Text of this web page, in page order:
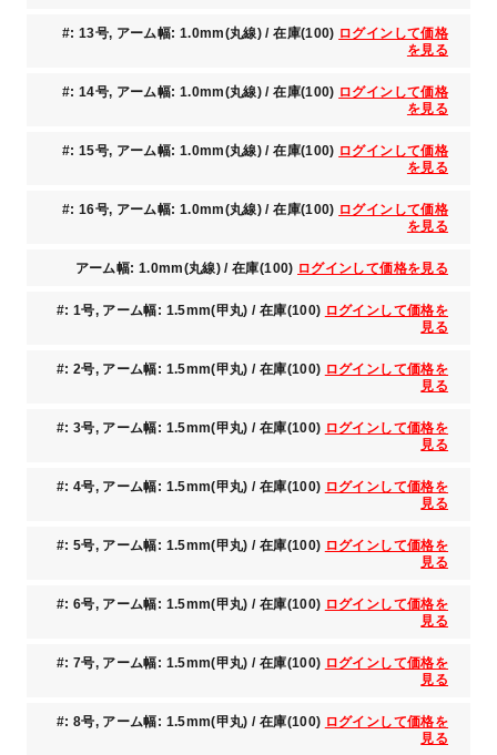
#: 13号, アーム幅: 1.0mm(丸線) / 在庫(100) ログインして価格
を見る
#: 14号, アーム幅: 1.0mm(丸線) / 在庫(100) ログインして価格
を見る
#: 15号, アーム幅: 1.0mm(丸線) / 在庫(100) ログインして価格
を見る
#: 16号, アーム幅: 1.0mm(丸線) / 在庫(100) ログインして価格
を見る
アーム幅: 1.0mm(丸線) / 在庫(100) ログインして価格を見る
#: 1号, アーム幅: 1.5mm(甲丸) / 在庫(100) ログインして価格を
見る
#: 2号, アーム幅: 1.5mm(甲丸) / 在庫(100) ログインして価格を
見る
#: 3号, アーム幅: 1.5mm(甲丸) / 在庫(100) ログインして価格を
見る
#: 4号, アーム幅: 1.5mm(甲丸) / 在庫(100) ログインして価格を
見る
#: 5号, アーム幅: 1.5mm(甲丸) / 在庫(100) ログインして価格を
見る
#: 6号, アーム幅: 1.5mm(甲丸) / 在庫(100) ログインして価格を
見る
#: 7号, アーム幅: 1.5mm(甲丸) / 在庫(100) ログインして価格を
見る
#: 8号, アーム幅: 1.5mm(甲丸) / 在庫(100) ログインして価格を
見る